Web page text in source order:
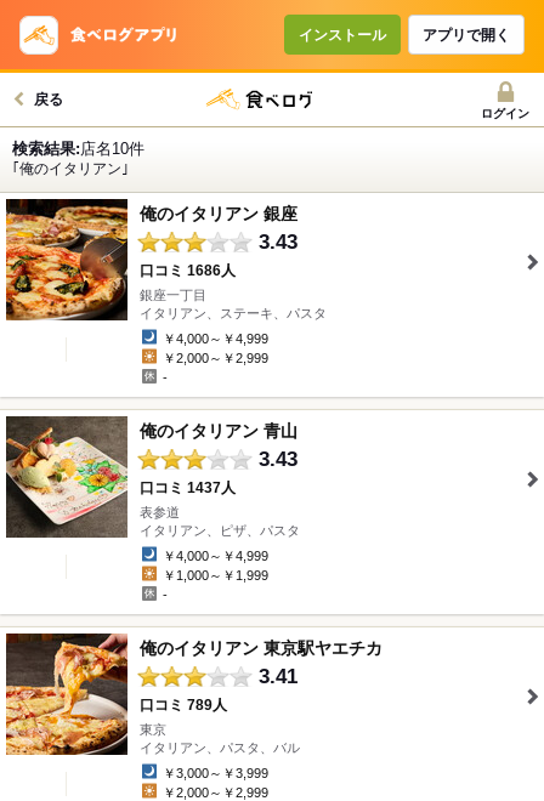
インストール アプリで開く
戻る
ログイン
検索結果:店名10件
｢俺のイタリアン｣
俺のイタリアン 銀座
3.43
口コミ 1686人
銀座一丁目
イタリアン、ステーキ、パスタ
￥4,000～￥4,999
￥2,000～￥2,999
-
" />
俺のイタリアン 青山
3.43
口コミ 1437人
表参道
イタリアン、ピザ、パスタ
￥4,000～￥4,999
￥1,000～￥1,999
-
" />
俺のイタリアン 東京駅ヤエチカ
3.41
口コミ 789人
東京
イタリアン、パスタ、バル
￥3,000～￥3,999
￥2,000～￥2,999
" />